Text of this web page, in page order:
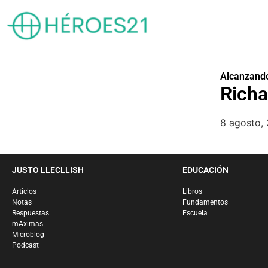
8 agosto,
JUSTO LLECLLISH
Artíclos
Notas
Respuestas
mAximas
Microblog
Podcast
EDUCACIÓN
Libros
Fundamentos
Escuela